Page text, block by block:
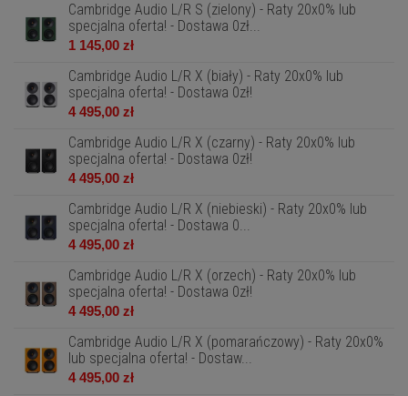
Cambridge Audio L/R S (zielony) - Raty 20x0% lub
specjalna oferta! - Dostawa 0zł...
1 145,00 zł
Cambridge Audio L/R X (biały) - Raty 20x0% lub
specjalna oferta! - Dostawa 0zł!
4 495,00 zł
Cambridge Audio L/R X (czarny) - Raty 20x0% lub
specjalna oferta! - Dostawa 0zł!
4 495,00 zł
Cambridge Audio L/R X (niebieski) - Raty 20x0% lub
specjalna oferta! - Dostawa 0...
4 495,00 zł
Cambridge Audio L/R X (orzech) - Raty 20x0% lub
specjalna oferta! - Dostawa 0zł!
4 495,00 zł
Cambridge Audio L/R X (pomarańczowy) - Raty 20x0%
lub specjalna oferta! - Dostaw...
4 495,00 zł